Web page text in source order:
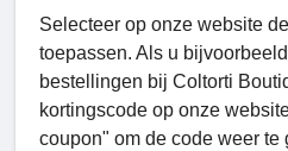
Selecteer op onze website
toepassen. Als u
bestellingen bij Coltorti
kortingscode op onze
coupon" om de code weer te